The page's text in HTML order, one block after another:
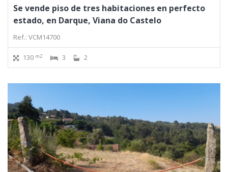
Se vende piso de tres habitaciones en perfecto
estado, en Darque, Viana do Castelo
Ref.: VCM14700
130 m2 3 2